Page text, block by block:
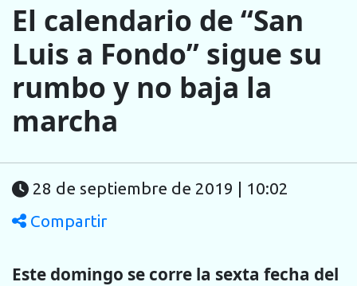
El calendario de “San
Luis a Fondo” sigue su
rumbo y no baja la
marcha
28 de septiembre de 2019 | 10:02
Compartir
Este domingo se corre la sexta fecha del